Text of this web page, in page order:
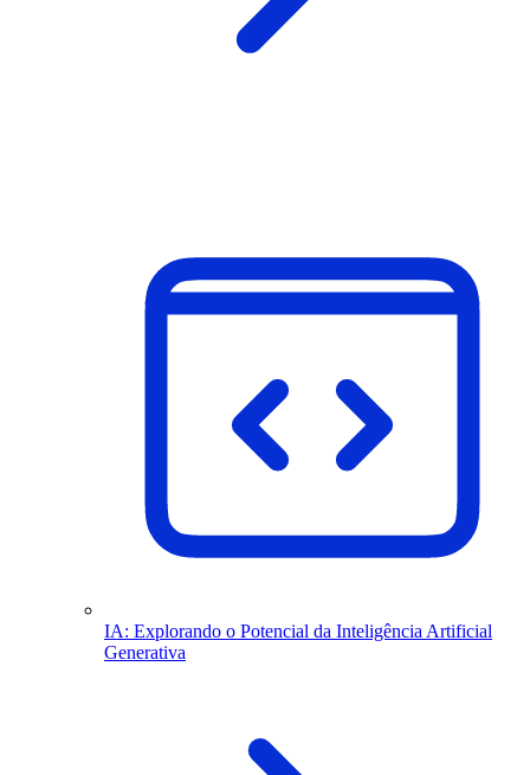
IA: Explorando o Potencial da Inteligência Artificial
Generativa